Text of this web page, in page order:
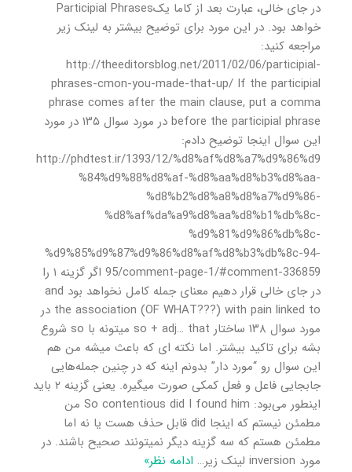
در جای خالی، عبارت بعد از کاما یکParticipial Phrases
خواهد بود. در این مورد برای توضیح بیشتر به لینک زیر
مراجعه کنید:
http://theeditorsblog.net/2011/02/06/participial-
phrases-cmon-you-made-that-up/ If the participial
phrase comes after the main clause, put a comma
before the participial phrase در مورد سوال ۱۳۵ در مورد
این سوال اینجا توضیح دادم:
http://phdtest.ir/1393/12/%d8%af%d8%a7%d9%86%d9
%84%d9%88%d8%af-%d8%aa%d8%b3%d8%aa-
%d8%b2%d8%a8%d8%a7%d9%86-
%d8%af%da%a9%d8%aa%d8%b1%db%8c-
%d9%81%d9%86%db%8c-
%d9%85%d9%87%d9%86%d8%af%d8%b3%db%8c-94-
95/comment-page-1/#comment-336859 اگر گزینه ۱ را
در جای خالی قرار دهیم معنای جمله کامل نخواهد بود and
the association (OF WHAT???) with pain linked to در
مورد سوال ۱۳۸ ساختار so + adj… that میتونه با so شروع
بشه برای تاکید بیشتر. اما نکته ای که باعث میشه من هم
این سوال رو “مورد دار” بدونم اینه که در چنین جمله‌‌هایی
جابجایی فاعل و فعل کمکی صورت میگیره. یعنی گزینه ۲ باید
اینطور می‌بود: So contentious did I found him من
مطمئن نیستم که اینجا did قابل حذف هست یا نه اما
مطمئن هستم که سه گزینه دیگر نمیتونند صحیح باشند. در
مورد inversion لینک زیر
… ادامه نظر»